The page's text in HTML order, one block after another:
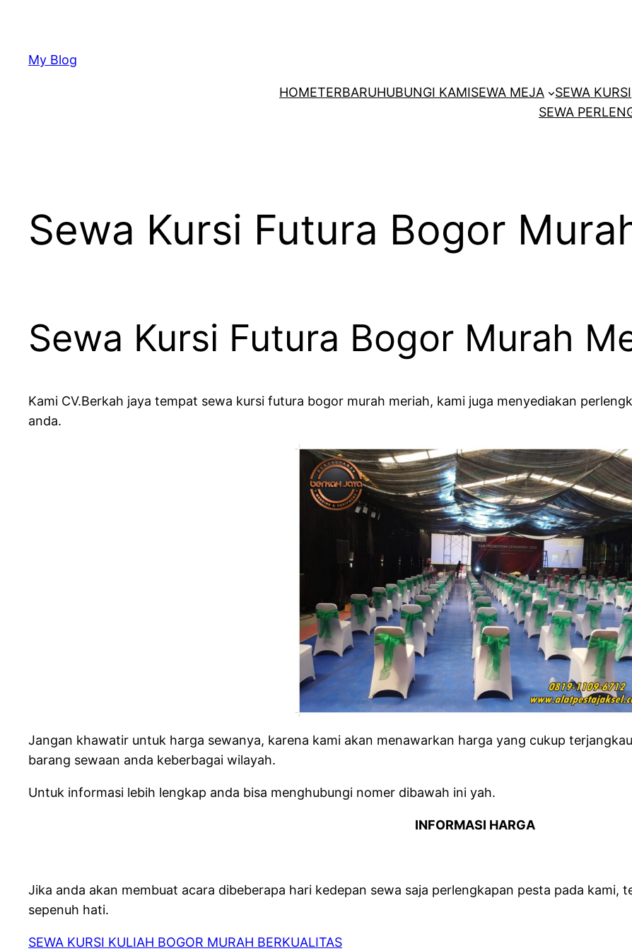
kontenMy Blog
HOMETERBARUHUBUNGI KAMISEWA MEJA SEWA KURSI
SEWA
Sewa Kursi Futura Bogor
Sewa Kursi Futura Bogor Murah
Kami CV.Berkah jaya tempat sewa kursi futura bogor murah meriah, kami juga menyediakan
anda.
Jangan khawatir untuk harga sewanya, karena kami akan menawarkan harga yang cukup
barang sewaan anda keberbagai wilayah.
Untuk informasi lebih lengkap anda bisa menghubungi nomer dibawah ini yah.
INFORMASI HARGA
Jika anda akan membuat acara dibeberapa hari kedepan sewa saja perlengkapan pesta pada kami,
sepenuh hati.
SEWA KURSI KULIAH BOGOR MURAH BERKUALITAS